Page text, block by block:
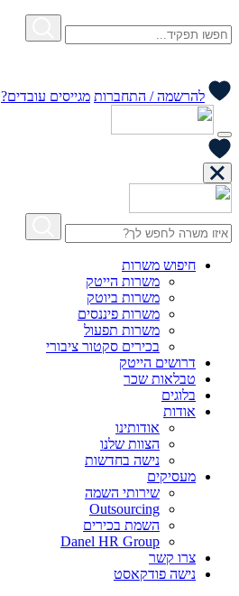
להרשמה / התחברות מגייסים עובדים?
חיפוש משרות
משרות הייטק
משרות ביוטק
משרות פיננסים
משרות תפעול
בכירים סקטור ציבורי
דרושים הייטק
טבלאות שכר
בלוגים
אודות
אודותינו
הצוות שלנו
נישה בחדשות
מעסיקים
שירותי השמה
Outsourcing
השמת בכירים
Danel HR Group
צרו קשר
נישה פודקאסט